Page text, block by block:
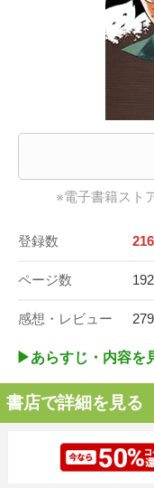
※電子書籍スト
登録数
ページ数 192
感想・レビュー 279
▶︎あらすじ・内容を
書店で詳細を見る